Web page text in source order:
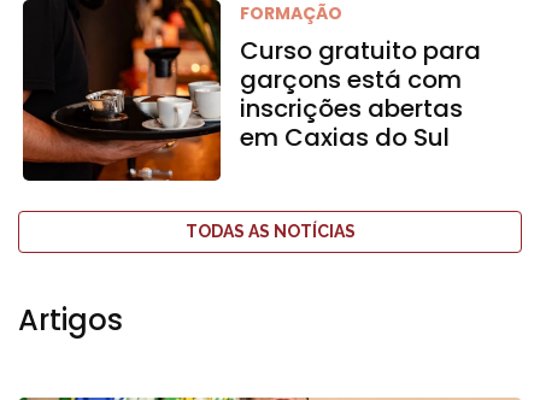
FORMAÇÃO
Curso gratuito para
garçons está com
inscrições abertas
em Caxias do Sul
TODAS AS NOTÍCIAS
Artigos